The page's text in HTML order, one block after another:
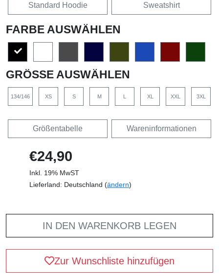
Standard Hoodie Sweatshirt
FARBE AUSWÄHLEN
GRÖSSE AUSWÄHLEN
134/146 XS S M L XL XXL 3XL
Größentabelle Wareninformationen
€24,90
Inkl. 19% MwST
Lieferland: Deutschland (ändern)
IN DEN WARENKORB LEGEN
Zur Wunschliste hinzufügen